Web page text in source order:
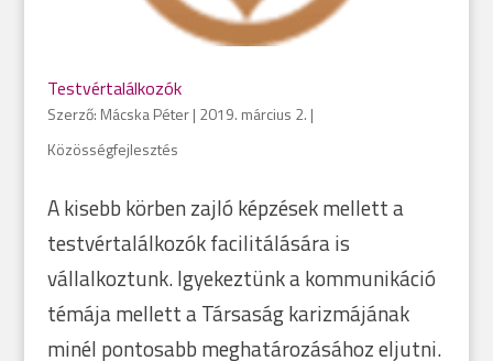
Testvértalálkozók
Szerző: Mácska Péter| 2019. március 2. |
Közösségfejlesztés
A kisebb körben zajló képzések mellett a
testvértalálkozók facilitálására is
vállalkoztunk. Igyekeztünk a kommunikáció
témája mellett a Társaság karizmájának
minél pontosabb meghatározásához eljutni.